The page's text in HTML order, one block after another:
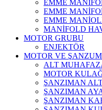
EMME
EMME
EMME
MANİFOLD
MOTOR GRUBU
ENJEKTÖR
MOTOR VE
ALT
MOTOR
ŞANZIMAN
ŞANZIMAN
ŞANZIMAN